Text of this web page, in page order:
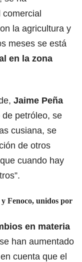
comercial
la agricultura y
meses se está
en la zona
Jaime Peña
de petróleo, se
cusiana, se
de otros
cuando hay
Fenoco, unidos por
en materia
han aumentado
cuenta que el